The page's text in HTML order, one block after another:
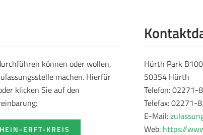
können oder wollen,
machen. Hierfür
klicken Sie auf den
ERFT-KREIS
Hürth Park B100
50354 Hürth
Telefon: 02271-
Telefax: 02271-
E-Mail:
Web: https://